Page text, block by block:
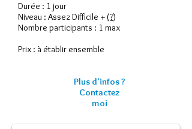
Durée : 1 jour
Niveau : Assez Difficile + (?)
Nombre participants : 1 max
Prix : à établir ensemble
Plus d'infos ?
Contactez
moi
Cols des Pyramide 3292 mètres